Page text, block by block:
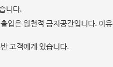
니다.
입은 원천적 금지공간입니다. 이
고객에게 있습니다.